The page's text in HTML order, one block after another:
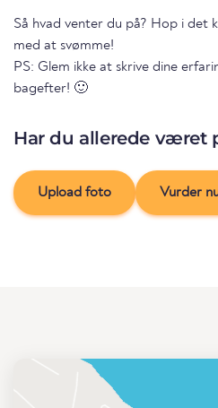
Så hvad venter du på? Hop i det
med at svømme!
PS: Glem ikke at skrive dine
bagefter! 🙂
Har du allerede været
Upload foto Vurder